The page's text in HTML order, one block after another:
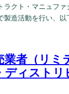
クト・マニュファ
製造活動を行い、以
者（リミ
ディストリ